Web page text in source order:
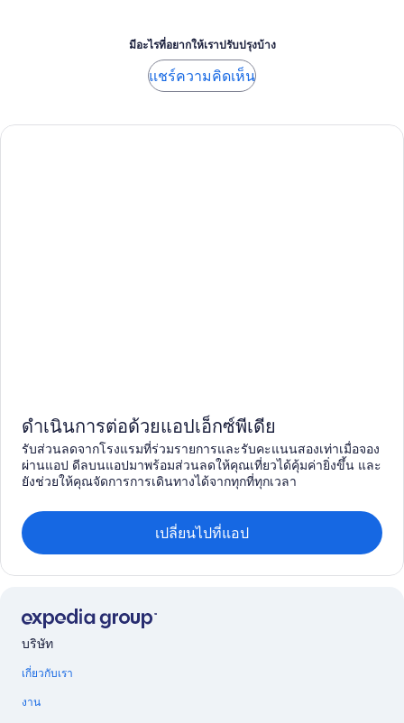
มีอะไรที่อยากให้เราปรับปรุงบ้าง
แชร์ความคิดเห็น
ดำเนินการต่อด้วยแอปเอ็กซ์พีเดีย
รับส่วนลดจากโรงแรมที่ร่วมรายการและรับคะแนนสองเท่าเมื่อจอง
ผ่านแอป ดีลบนแอปมาพร้อมส่วนลดให้คุณเที่ยวได้คุ้มค่ายิ่งขึ้น และ
ยังช่วยให้คุณจัดการการเดินทางได้จากทุกที่ทุกเวลา
เปลี่ยนไปที่แอป
บริษัท
เกี่ยวกับเรา
งาน